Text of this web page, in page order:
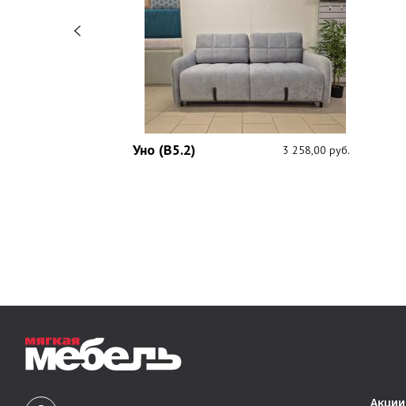
Уно (В5.2) 3 258,00 руб.